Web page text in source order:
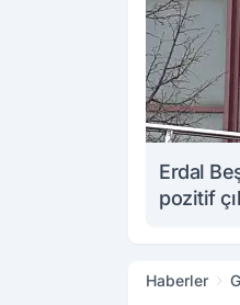
Erdal
pozitif
Haberler